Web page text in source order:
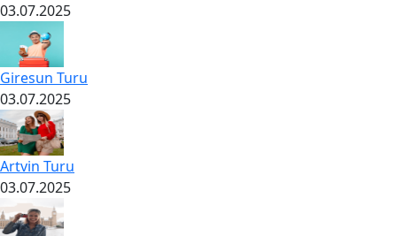
03.07.2025
Giresun Turu
03.07.2025
Artvin Turu
03.07.2025